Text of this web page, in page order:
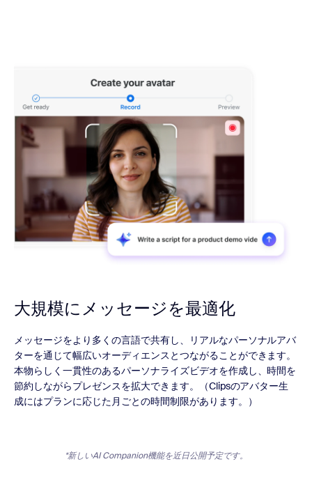
大規模にメッセージを最適化
メッセージをより多くの言語で共有し、リアルなパーソナルアバ
ターを通じて幅広いオーディエンスとつながることができます。
本物らしく一貫性のあるパーソナライズビデオを作成し、時間を
節約しながらプレゼンスを拡大できます。（Clipsのアバター生
成にはプランに応じた月ごとの時間制限があります。）
*新しいAI Companion機能を近日公開予定です。